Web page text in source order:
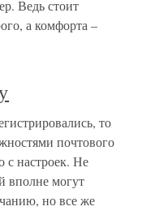
Ведь стоит
а комфорта –
то
почтового
с настроек. Не
вполне могут
но все же